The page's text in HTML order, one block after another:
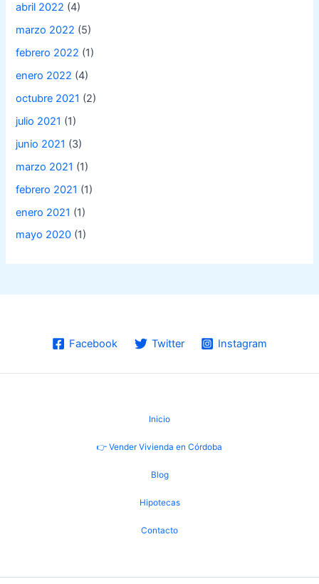
abril 2022 (4)
marzo 2022 (5)
febrero 2022 (1)
enero 2022 (4)
octubre 2021 (2)
julio 2021 (1)
junio 2021 (3)
marzo 2021 (1)
febrero 2021 (1)
enero 2021 (1)
mayo 2020 (1)
Facebook Twitter Instagram
Inicio
👉 Vender Vivienda en Córdoba
Blog
Hipotecas
Contacto